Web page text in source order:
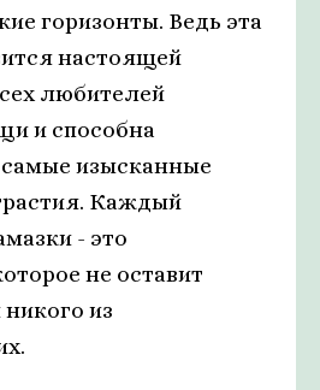
горизонты. Ведь эта
настоящей
любителей
и способна
изысканные
Каждый
- это
не оставит
из